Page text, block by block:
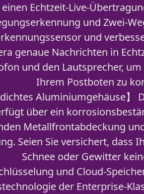
Echtzeit-Live-
und Zwei-
und
genaue Nachrichten in
und den Lautsprecher,
Ihrem Postboten zu
Aluminiumgehäuse】
über ein
Metallfrontabdeckung
Seien Sie versichert, dass
Schnee oder Gewitter
und Cloud-
der Enterprise-